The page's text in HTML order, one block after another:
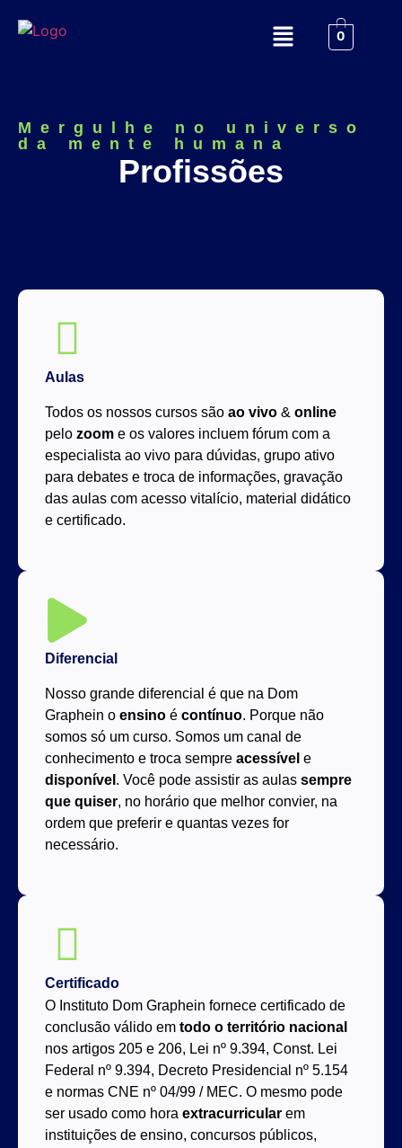
0
Mergulhe no universo
da mente humana
Profissões
Aulas
Todos os nossos cursos são ao vivo & online
pelo zoom e os valores incluem fórum com a
especialista ao vivo para dúvidas, grupo ativo
para debates e troca de informações, gravação
das aulas com acesso vitalício, material didático
e certificado.
Diferencial
Nosso grande diferencial é que na Dom
Graphein o ensino é contínuo. Porque não
somos só um curso. Somos um canal de
conhecimento e troca sempre acessível e
disponível . Você pode assistir as aulas sempre
que quiser, no horário que melhor convier, na
ordem que preferir e quantas vezes for
necessário.
Certificado
O Instituto Dom Graphein fornece certificado de
conclusão válido em todo o território nacional
nos artigos 205 e 206, Lei nº 9.394, Const. Lei
Federal nº 9.394, Decreto Presidencial nº 5.154
e normas CNE nº 04/99 / MEC. O mesmo pode
ser usado como hora extracurricular em
instituições de ensino, concursos públicos,